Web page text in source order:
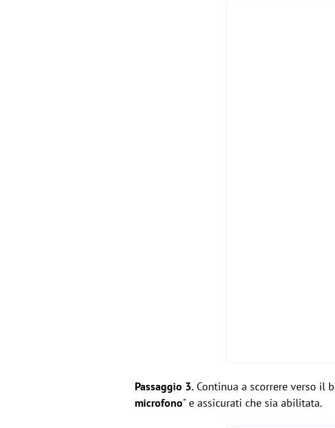
Passaggio 3. Continua a scorrere verso il
microfono" e assicurati che sia abilitata.